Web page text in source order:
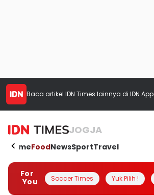
Baca artikel IDN Times lainnya di IDN App
JOGJA
HomeFoodNewsSportTravel
For
You
Soccer Times Yuk Pilih !